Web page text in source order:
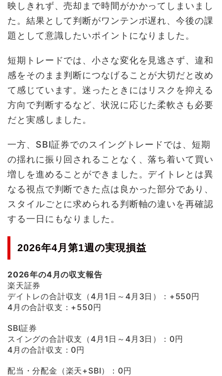
映しきれず、売却まで時間がかかってしまいまし
た。結果として判断がワンテンポ遅れ、今後の課
題として意識したいポイントになりました。
短期トレードでは、小さな変化を見逃さず、違和
感をそのまま判断につなげることが大切だと改め
て感じています。迷ったときにはリスクを抑える
方向で判断するなど、状況に応じた柔軟さも必要
だと実感しました。
一方、SBI証券でのスイングトレードでは、短期
の揺れに振り回されることなく、落ち着いて買い
増しを進めることができました。デイトレとは異
なる視点で判断できた点は良かった部分であり、
スタイルごとに求められる判断軸の違いを再確認
する一日にもなりました。
2026年4月第1週の実現損益
2026年の4月の収支報告
楽天証券
デイトレの合計収支（4月1日～4月3日）：+550円
4月の合計収支：+550円
SBI証券
スイングの合計収支（4月1日～4月3日）：0円
4月の合計収支：0円
配当・分配金（楽天+SBI）：0円